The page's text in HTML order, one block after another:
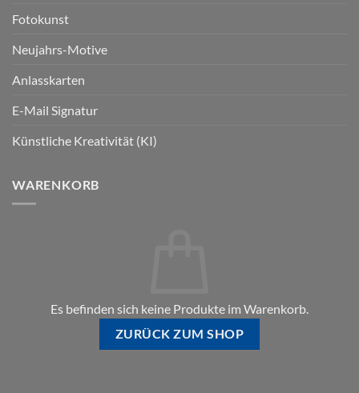
Fotokunst
Neujahrs-Motive
Anlasskarten
E-Mail Signatur
Künstliche Kreativität (KI)
WARENKORB
Es befinden sich keine Produkte im Warenkorb.
ZURÜCK ZUM SHOP